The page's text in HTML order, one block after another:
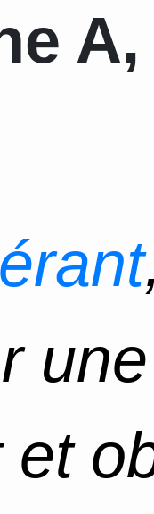
A,
et